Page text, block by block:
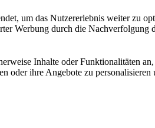
um das Nutzererlebnis weiter zu
Werbung durch die Nachverfolgung
Inhalte oder Funktionalitäten
oder ihre Angebote zu personalisieren